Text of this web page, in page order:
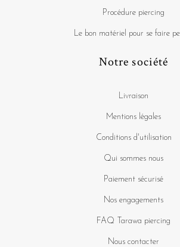
Procédure piercing
Le bon matériel pour se faire
Notre société
Livraison
Mentions légales
Conditions d'utilisation
Qui sommes nous
Paiement sécurisé
Nos engagements
FAQ Tarawa piercing
Nous contacter